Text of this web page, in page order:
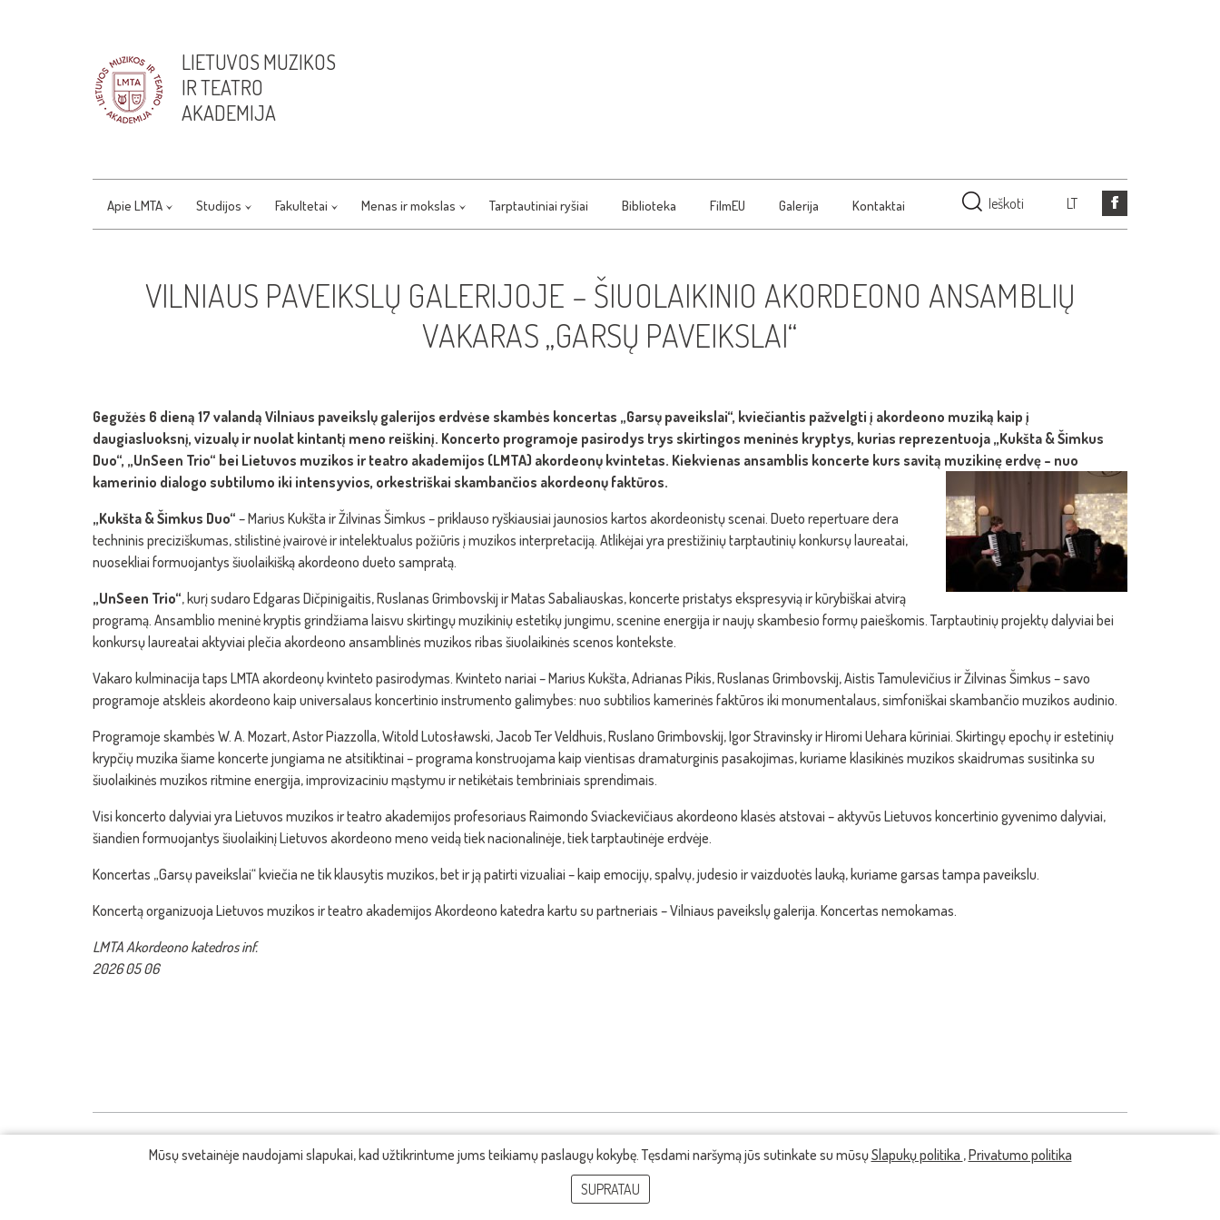
LIETUVOS MUZIKOS
IR TEATRO
AKADEMIJA
Apie LMTA Studijos Fakultetai Menas ir mokslas Tarptautiniai ryšiai Biblioteka FilmEU Galerija Kontaktai Ieškoti LT
Mūsų svetainėje naudojami slapukai, kad užtikrintume jums teikiamų paslaugų kokybę. Tęsdami naršymą jūs sutinkate su mūsųSlapukų politika ,Privatumo politika
SUPRATAU
VILNIAUS PAVEIKSLŲ GALERIJOJE – ŠIUOLAIKINIO AKORDEONO ANSAMBLIŲ
VAKARAS „GARSŲ PAVEIKSLAI“
Gegužės 6 dieną 17 valandą Vilniaus paveikslų galerijos erdvėse skambės koncertas „Garsų paveikslai“, kviečiantis pažvelgti į akordeono muziką kaip į
daugiasluoksnį, vizualų ir nuolat kintantį meno reiškinį. Koncerto programoje pasirodys trys skirtingos meninės kryptys, kurias reprezentuoja „Kukšta & Šimkus
Duo“, „UnSeen Trio“ bei Lietuvos muzikos ir teatro akademijos (LMTA) akordeonų kvintetas. Kiekvienas ansamblis koncerte kurs savitą muzikinę erdvę – nuo
kamerinio dialogo subtilumo iki intensyvios, orkestriškai skambančios akordeonų faktūros.
„Kukšta & Šimkus Duo“ – Marius Kukšta ir Žilvinas Šimkus – priklauso ryškiausiai jaunosios kartos akordeonistų scenai. Dueto repertuare dera
techninis preciziškumas, stilistinė įvairovė ir intelektualus požiūris į muzikos interpretaciją. Atlikėjai yra prestižinių tarptautinių konkursų laureatai,
nuosekliai formuojantys šiuolaikišką akordeono dueto sampratą.
„UnSeen Trio“, kurį sudaro Edgaras Dičpinigaitis, Ruslanas Grimbovskij ir Matas Sabaliauskas, koncerte pristatys ekspresyvią ir kūrybiškai atvirą
programą. Ansamblio meninė kryptis grindžiama laisvu skirtingų muzikinių estetikų jungimu, scenine energija ir naujų skambesio formų paieškomis. Tarptautinių projektų dalyviai bei
konkursų laureatai aktyviai plečia akordeono ansamblinės muzikos ribas šiuolaikinės scenos kontekste.
Vakaro kulminacija taps LMTA akordeonų kvinteto pasirodymas. Kvinteto nariai – Marius Kukšta, Adrianas Pikis, Ruslanas Grimbovskij, Aistis Tamulevičius ir Žilvinas Šimkus – savo
programoje atskleis akordeono kaip universalaus koncertinio instrumento galimybes: nuo subtilios kamerinės faktūros iki monumentalaus, simfoniškai skambančio muzikos audinio.
Programoje skambės W. A. Mozart, Astor Piazzolla, Witold Lutosławski, Jacob Ter Veldhuis, Ruslano Grimbovskij, Igor Stravinsky ir Hiromi Uehara kūriniai. Skirtingų epochų ir estetinių
krypčių muzika šiame koncerte jungiama ne atsitiktinai – programa konstruojama kaip vientisas dramaturginis pasakojimas, kuriame klasikinės muzikos skaidrumas susitinka su
šiuolaikinės muzikos ritmine energija, improvizaciniu mąstymu ir netikėtais tembriniais sprendimais.
Visi koncerto dalyviai yra Lietuvos muzikos ir teatro akademijos profesoriaus Raimondo Sviackevičiaus akordeono klasės atstovai – aktyvūs Lietuvos koncertinio gyvenimo dalyviai,
šiandien formuojantys šiuolaikinį Lietuvos akordeono meno veidą tiek nacionalinėje, tiek tarptautinėje erdvėje.
Koncertas „Garsų paveikslai“ kviečia ne tik klausytis muzikos, bet ir ją patirti vizualiai – kaip emocijų, spalvų, judesio ir vaizduotės lauką, kuriame garsas tampa paveikslu.
Koncertą organizuoja Lietuvos muzikos ir teatro akademijos Akordeono katedra kartu su partneriais – Vilniaus paveikslų galerija. Koncertas nemokamas.
LMTA Akordeono katedros inf.
2026 05 06